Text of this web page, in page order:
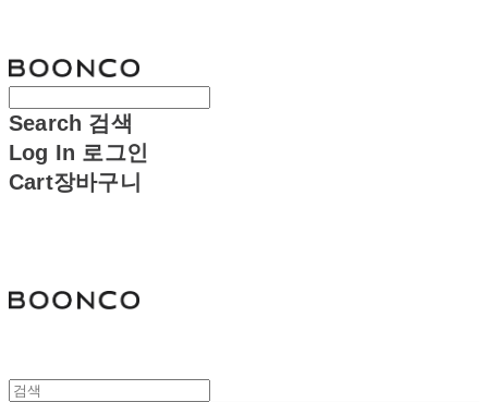
Search 검색
Log In 로그인
Cart장바구니